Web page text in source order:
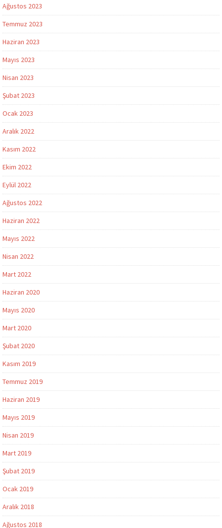
Ağustos 2023
Temmuz 2023
Haziran 2023
Mayıs 2023
Nisan 2023
Şubat 2023
Ocak 2023
Aralık 2022
Kasım 2022
Ekim 2022
Eylül 2022
Ağustos 2022
Haziran 2022
Mayıs 2022
Nisan 2022
Mart 2022
Haziran 2020
Mayıs 2020
Mart 2020
Şubat 2020
Kasım 2019
Temmuz 2019
Haziran 2019
Mayıs 2019
Nisan 2019
Mart 2019
Şubat 2019
Ocak 2019
Aralık 2018
Ağustos 2018